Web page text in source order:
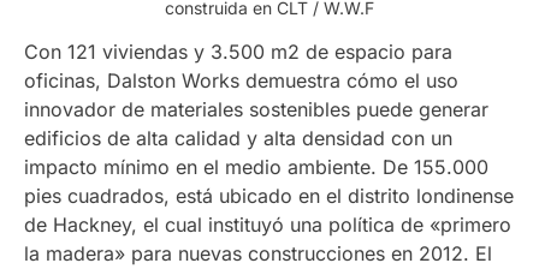
construida en CLT / W.W.F
Con 121 viviendas y 3.500 m2 de espacio para
oficinas, Dalston Works demuestra cómo el uso
innovador de materiales sostenibles puede generar
edificios de alta calidad y alta densidad con un
impacto mínimo en el medio ambiente. De 155.000
pies cuadrados, está ubicado en el distrito londinense
de Hackney, el cual instituyó una política de «primero
la madera» para nuevas construcciones en 2012. El